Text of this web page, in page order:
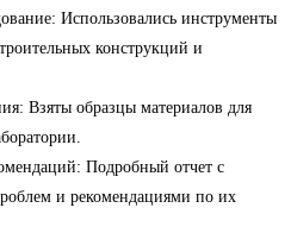
Использовались инструменты
конструкций и
Взяты образцы материалов для
Подробный отчет с
и рекомендациями по их